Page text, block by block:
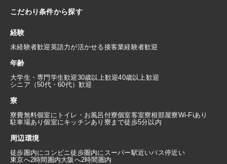
こだわり条件から探す
経験
未経験者歓迎英語力が活かせる接客業経験者歓迎
年齢
大学生・専門学生歓迎30歳以上歓迎40歳以上歓迎
シニア（50代・60代）歓迎
寮
寮費無料個室にトイレ・お風呂付寮個室客室寮相部屋寮Wi-Fiあり
駐車場あり個室にキッチンあり 寮まで徒歩5分以内
周辺環境
徒歩圏内にコンビニ徒歩圏内にスーパー駅近いバス停近い
東京へ2時間圏内大阪へ2時間圏内